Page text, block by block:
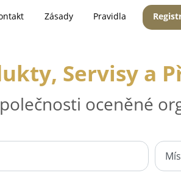
Zásady Pravidla
Servisy a
oceněné